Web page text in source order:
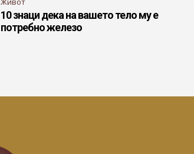
10 знаци дека на вашето тело му е
потребно железо